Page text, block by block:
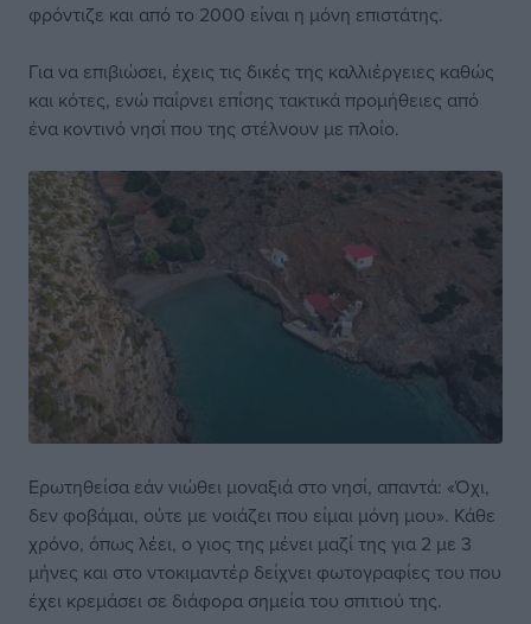
φρόντιζε και από το 2000 είναι η μόνη επιστάτης.
Για να επιβιώσει, έχεις τις δικές της καλλιέργειες καθώς
και κότες, ενώ παίρνει επίσης τακτικά προμήθειες από
ένα κοντινό νησί που της στέλνουν με πλοίο.
Ερωτηθείσα εάν νιώθει μοναξιά στο νησί, απαντά: «Όχι,
δεν φοβάμαι, ούτε με νοιάζει που είμαι μόνη μου». Κάθε
χρόνο, όπως λέει, ο γιος της μένει μαζί της για 2 με 3
μήνες και στο ντοκιμαντέρ δείχνει φωτογραφίες του που
έχει κρεμάσει σε διάφορα σημεία του σπιτιού της.